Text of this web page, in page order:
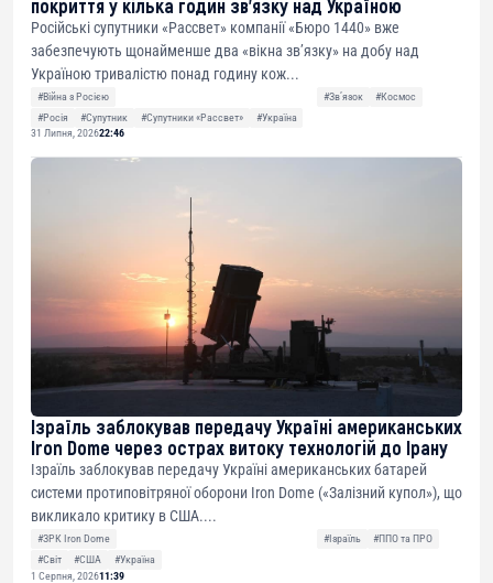
покриття у кілька годин зв’язку над Україною
Російські супутники «Рассвет» компанії «Бюро 1440» вже
забезпечують щонайменше два «вікна зв’язку» на добу над
Україною тривалістю понад годину кож...
#Війна з Росією #Звʼязок
#Космос
#Росія
#Супутник #Супутники «Рассвет»
#Україна
31 Липня, 202622:46
Ізраїль заблокував передачу Україні американських
Iron Dome через острах витоку технологій до Ірану
Ізраїль заблокував передачу Україні американських батарей
системи протиповітряної оборони Iron Dome («Залізний купол»), що
викликало критику в США....
#ЗРК Iron Dome #Ізраїль
#ППО та ПРО
#Світ
#США
#Україна
1 Серпня, 202611:39